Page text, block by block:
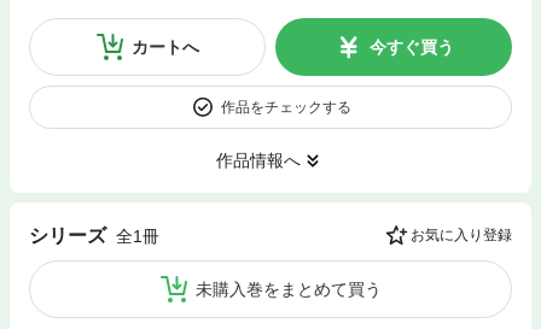
カートへ 今すぐ買う
作品をチェックする
作品情報へ
シリーズ 全1冊 お気に入り登録
未購入巻をまとめて買う